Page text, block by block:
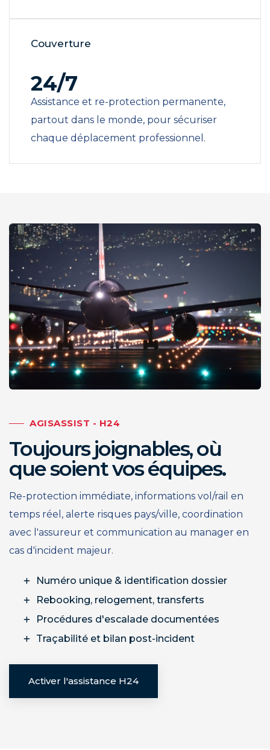
Couverture
24/7
Assistance et re-protection permanente,
partout dans le monde, pour sécuriser
chaque déplacement professionnel.
AGISASSIST - H24
Toujours joignables, où
que soient vos équipes.
Re-protection immédiate, informations vol/rail en
temps réel, alerte risques pays/ville, coordination
avec l'assureur et communication au manager en
cas d'incident majeur.
Numéro unique & identification dossier
Rebooking, relogement, transferts
Procédures d'escalade documentées
Traçabilité et bilan post-incident
Activer l'assistance H24